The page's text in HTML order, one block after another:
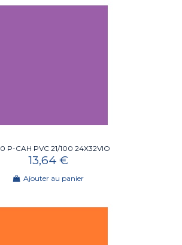
P-CAH PVC 21/100 24X32VIO
13,64 €
Ajouter au panier